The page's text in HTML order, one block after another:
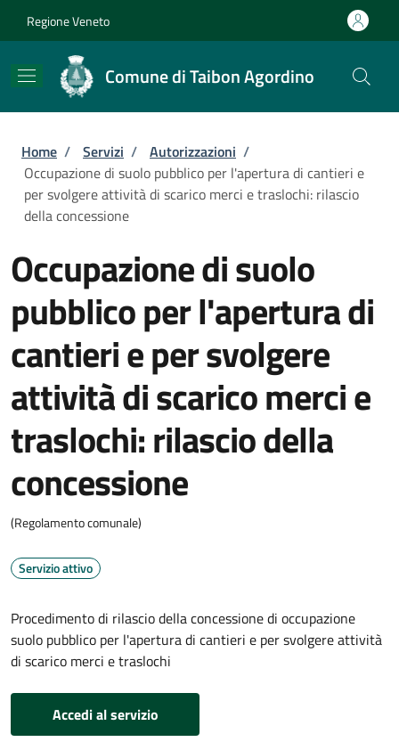
Regione Veneto
Comune di Taibon Agordino
Briciole di pane
Home / Servizi / Autorizzazioni /
Occupazione di suolo pubblico per l'apertura di cantieri e
per svolgere attività di scarico merci e traslochi: rilascio
della concessione
Occupazione di suolo
pubblico per l'apertura di
cantieri e per svolgere
attività di scarico merci e
traslochi: rilascio della
concessione
(Regolamento comunale)
Servizio attivo
Procedimento di rilascio della concessione di occupazione
suolo pubblico per l'apertura di cantieri e per svolgere attività
di scarico merci e traslochi
Accedi al servizio